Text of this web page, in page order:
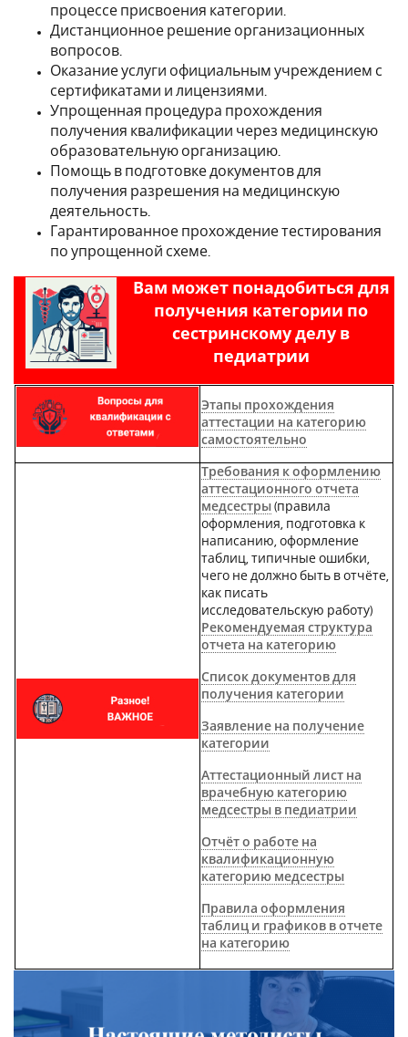
процессе присвоения категории.
Дистанционное решение организационных
вопросов.
Оказание услуги официальным учреждением с
сертификатами и лицензиями.
Упрощенная процедура прохождения
получения квалификации через медицинскую
образовательную организацию.
Помощь в подготовке документов для
получения разрешения на медицинскую
деятельность.
Гарантированное прохождение тестирования
по упрощенной схеме.
Вам может понадобиться для
получения категории по
сестринскому делу в
педиатрии
Этапы прохождения
аттестации на категорию
самостоятельно
Требования к оформлению
аттестационного отчета
медсестры (правила
оформления, подготовка к
написанию, оформление
таблиц, типичные ошибки,
чего не должно быть в отчёте,
как писать
исследовательскую работу)
Рекомендуемая структура
отчета на категорию
Список документов для
получения категории
Заявление на получение
категории
Аттестационный лист на
врачебную категорию
медсестры в педиатрии
Отчёт о работе на
квалификационную
категорию медсестры
Правила оформления
таблиц и графиков в отчете
на категорию